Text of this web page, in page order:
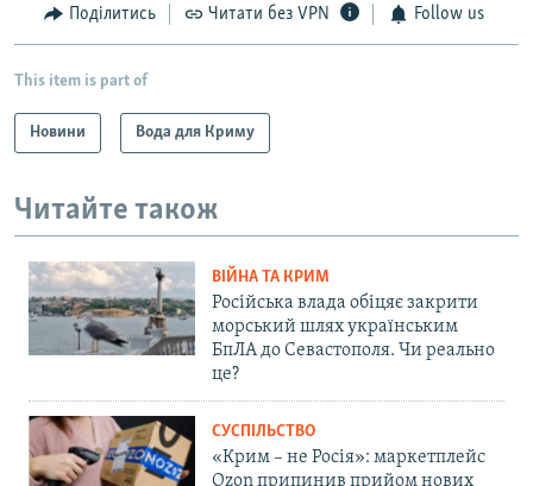
Поділитись Читати без VPN Follow us
This item is part of
Новини Вода для Криму
Читайте також
ВІЙНА ТА КРИМ
Російська влада обіцяє закрити
морський шлях українським
БпЛА до Севастополя. Чи реально
це?
СУСПІЛЬСТВО
«Крим – не Росія»: маркетплейс
Ozon припинив прийом нових